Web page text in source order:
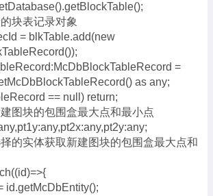
块表记录对象
= blkTable.add(new
=
as any;
== null) return;
图块的包围盒最大点和最小点
的实体获取新建图块的包围盒最大点和